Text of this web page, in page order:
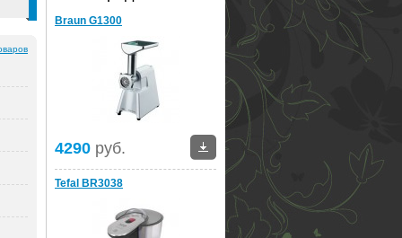
Braun G1300
4290 руб.
Tefal BR3038